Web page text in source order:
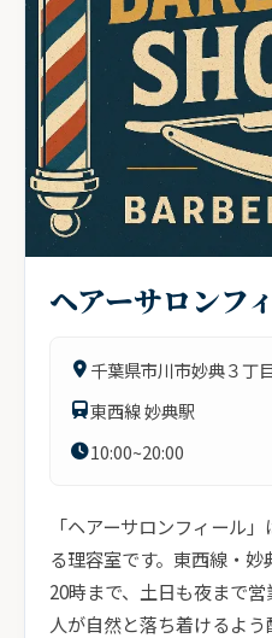
ヘアーサロンフ
千葉県市川市妙典３丁
東西線 妙典駅
10:00~20:00
「ヘアーサロンフィール
る理容室です。東西線・
20時まで、土日も夜まで
人が自然と落ち着けるよ